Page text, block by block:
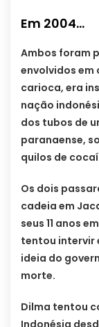
Em 2004…
Ambos foram
envolvidos em
carioca, era
nação
dos tubos de
paranaense,
quilos de
Os dois
cadeia em
seus 11 anos
tentou intervir
ideia do
morte.
Dilma tentou